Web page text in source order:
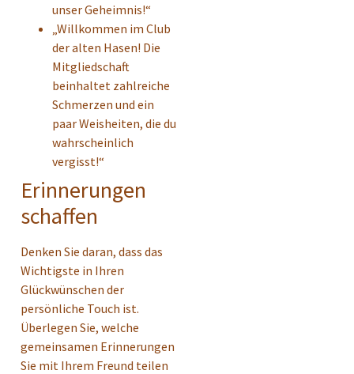
unser Geheimnis!“
„Willkommen im Club
der alten Hasen! Die
Mitgliedschaft
beinhaltet zahlreiche
Schmerzen und ein
paar Weisheiten, die du
wahrscheinlich
vergisst!“
Erinnerungen
schaffen
Denken Sie daran, dass das
Wichtigste in Ihren
Glückwünschen der
persönliche Touch ist.
Überlegen Sie, welche
gemeinsamen Erinnerungen
Sie mit Ihrem Freund teilen